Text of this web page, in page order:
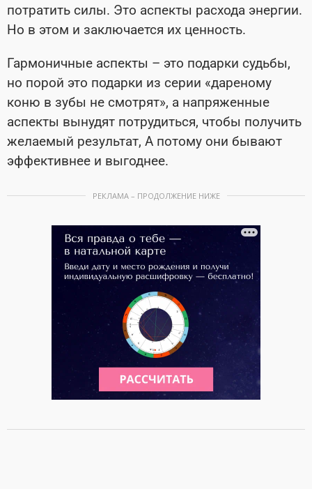
потратить силы. Это аспекты расхода энергии.
Но в этом и заключается их ценность.
Гармоничные аспекты – это подарки судьбы,
но порой это подарки из серии «дареному
коню в зубы не смотрят», а напряженные
аспекты вынудят потрудиться, чтобы получить
желаемый результат, А потому они бывают
эффективнее и выгоднее.
РЕКЛАМА – ПРОДОЛЖЕНИЕ НИЖЕ